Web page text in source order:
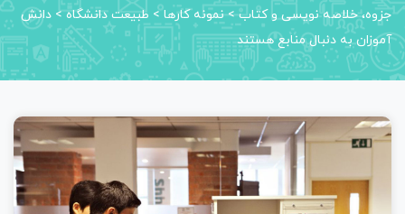
جزوه، خلاصه نویسی و کتاب>نمونه کارها> طبیعت دانشگاه> دانش
آموزان به دنبال منابع هستند